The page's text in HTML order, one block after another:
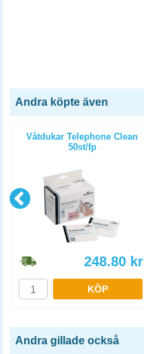
Andra köpte även
Våtdukar Telephone Clean
50st/fp
248.80 kr
KÖP
Andra gillade också